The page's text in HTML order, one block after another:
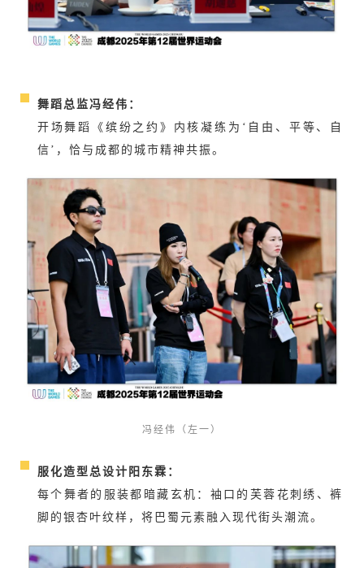
舞蹈总监冯经伟：
开场舞蹈《缤纷之约》内核凝练为‘自由、平等、自
信’，恰与成都的城市精神共振。
冯经伟（左一）
服化造型总设计阳东霖：
每个舞者的服装都暗藏玄机：袖口的芙蓉花刺绣、裤
脚的银杏叶纹样，将巴蜀元素融入现代街头潮流。